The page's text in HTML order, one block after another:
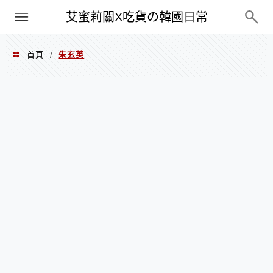
艾蜜莉關X吃貨の韓國日常
PXN
首頁 / 朱玄英